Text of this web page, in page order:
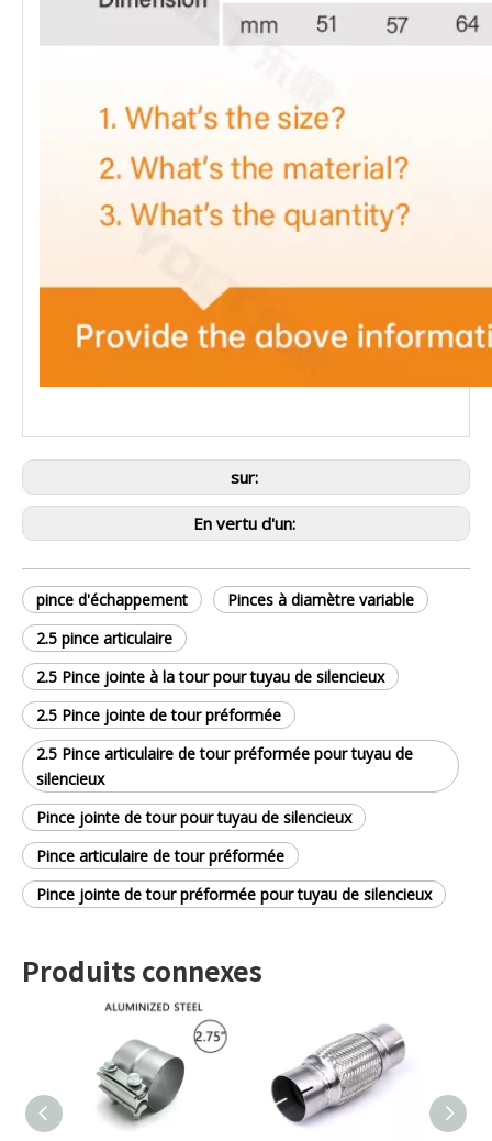
sur:
En vertu d'un:
pince d'échappement
Pinces à diamètre variable
2.5 pince articulaire
2.5 Pince jointe à la tour pour tuyau de silencieux
2.5 Pince jointe de tour préformée
2.5 Pince articulaire de tour préformée pour tuyau de
silencieux
Pince jointe de tour pour tuyau de silencieux
Pince articulaire de tour préformée
Pince jointe de tour préformée pour tuyau de silencieux
Produits connexes